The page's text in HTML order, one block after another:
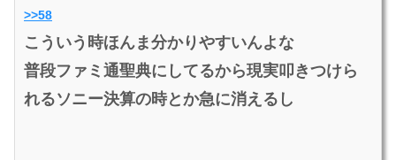
>>58
こういう時ほんま分かりやすいんよな
普段ファミ通聖典にしてるから現実叩きつけら
れるソニー決算の時とか急に消えるし